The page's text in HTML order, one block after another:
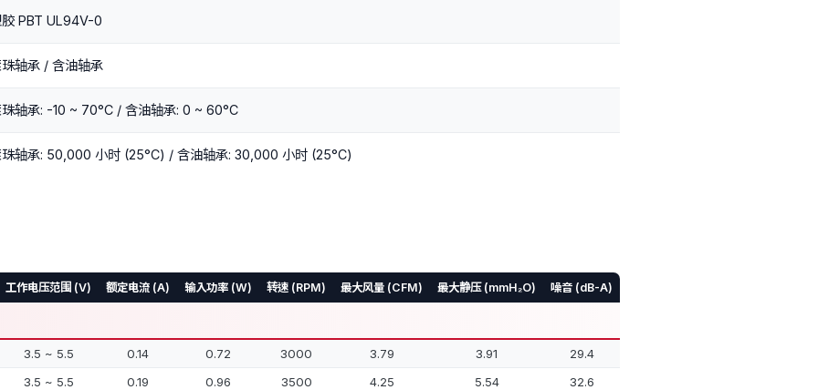
PBT UL94V-0
轴承 / 含油轴承
轴承: -10 ~ 70°C / 含油轴承: 0 ~ 60°C
轴承: 50,000 小时 (25°C) / 含油轴承: 30,000 小时 (25°C)
工作电压范围 (V) 额定电流 (A) 输入功率 (W) 转速 (RPM) 最大风量 (CFM) 最大静压 (mmH₂O) 噪音 (dB-A)
3.5 ~ 5.5 0.14 0.72 3000 3.79 3.91
29.4
3.5 ~ 5.5
0.19 0.96 3500 4.25 5.54
32.6